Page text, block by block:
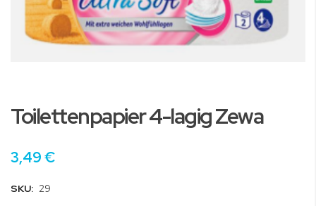
der
Toilettenpapier 4-lagig Zewa
3,49 €
SKU: 29